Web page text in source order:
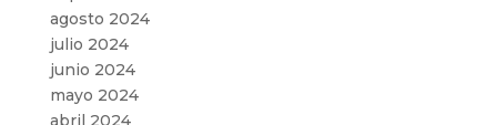
agosto 2024
julio 2024
junio 2024
mayo 2024
abril 2024